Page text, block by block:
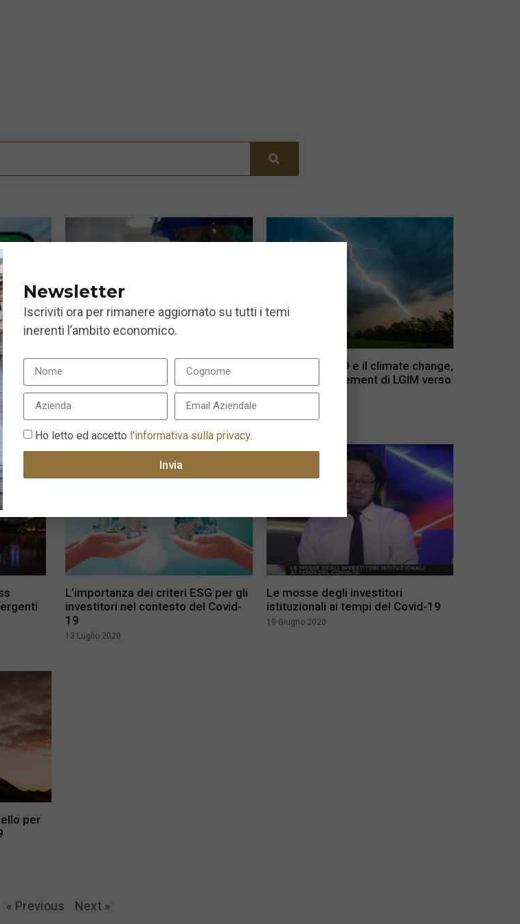
le
Tre temi per gli investitori multi-
asset nella fase di ripresa post
Covid-19
29 Giugno 2021
Con il COVID-19 e il climate change,
cresce l’engagement di LGIM verso
le aziende
L’importanza dei criteri ESG per gli
investitori nel contesto del Covid-
19
13 Luglio 2020
Le mosse degli investitori
istituzionali ai tempi del Covid-19
19 Giugno 2020
per
« Previous Next »
Newsletter
Iscriviti ora per rimanere aggiornato su tutti i temi
inerenti l’ambito economico.
Ho letto ed accetto l'informativa sulla privacy.
Invia